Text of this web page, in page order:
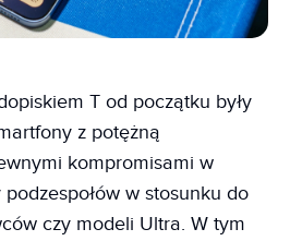
T od początku były
z potężną
kompromisami w
w stosunku do
czy modeli Ultra. W tym